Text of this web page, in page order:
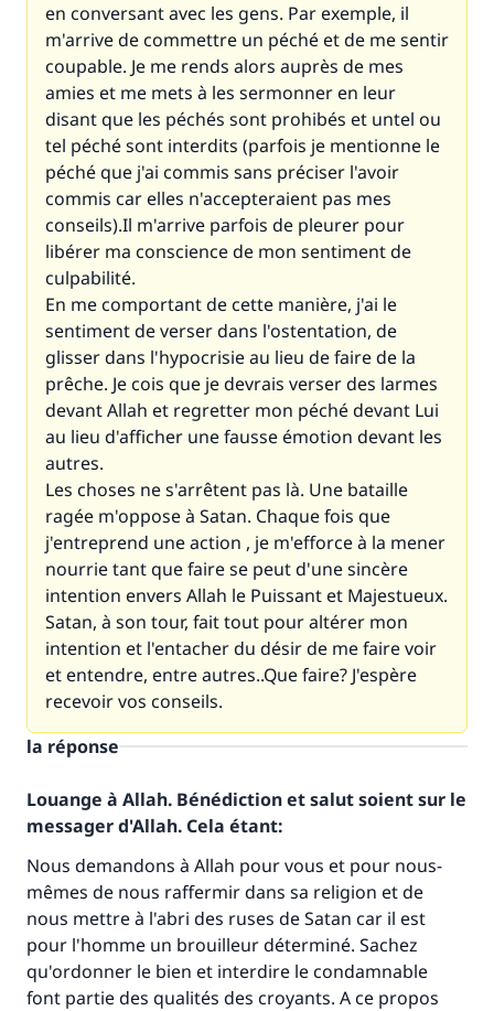
en conversant avec les gens. Par exemple, il
m'arrive de commettre un péché et de me sentir
coupable. Je me rends alors auprès de mes
amies et me mets à les sermonner en leur
disant que les péchés sont prohibés et untel ou
tel péché sont interdits (parfois je mentionne le
péché que j'ai commis sans préciser l'avoir
commis car elles n'accepteraient pas mes
conseils).Il m'arrive parfois de pleurer pour
libérer ma conscience de mon sentiment de
culpabilité.
En me comportant de cette manière, j'ai le
sentiment de verser dans l'ostentation, de
glisser dans l'hypocrisie au lieu de faire de la
prêche. Je cois que je devrais verser des larmes
devant Allah et regretter mon péché devant Lui
au lieu d'afficher une fausse émotion devant les
autres.
Les choses ne s'arrêtent pas là. Une bataille
ragée m'oppose à Satan. Chaque fois que
j'entreprend une action , je m'efforce à la mener
nourrie tant que faire se peut d'une sincère
intention envers Allah le Puissant et Majestueux.
Satan, à son tour, fait tout pour altérer mon
intention et l'entacher du désir de me faire voir
et entendre, entre autres..Que faire? J'espère
recevoir vos conseils.
la réponse
Louange à Allah. Bénédiction et salut soient sur le
messager d'Allah. Cela étant:
Nous demandons à Allah pour vous et pour nous-
mêmes de nous raffermir dans sa religion et de
nous mettre à l'abri des ruses de Satan car il est
pour l'homme un brouilleur déterminé. Sachez
qu'ordonner le bien et interdire le condamnable
font partie des qualités des croyants. A ce propos